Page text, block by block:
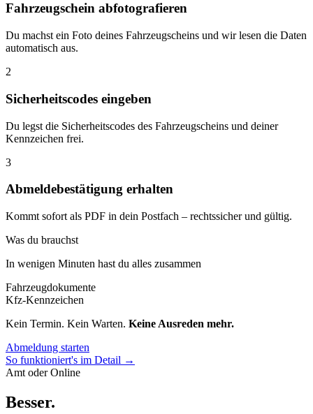
Fahrzeugschein abfotografieren
Du machst ein Foto deines Fahrzeugscheins und wir lesen die Daten
automatisch aus.
2
Sicherheitscodes eingeben
Du legst die Sicherheitscodes des Fahrzeugscheins und deiner
Kennzeichen frei.
3
Abmeldebestätigung erhalten
Kommt sofort als PDF in dein Postfach – rechtssicher und gültig.
Was du brauchst
In wenigen Minuten hast du alles zusammen
Fahrzeugdokumente
Kfz-Kennzeichen
Kein Termin. Kein Warten. Keine Ausreden mehr.
Abmeldung starten
So funktioniert's im Detail →
Amt oder Online
Besser.